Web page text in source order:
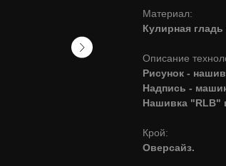
Материал:
Кулирная
Описание
Рисунок -
Надпись -
Нашивка "RLB"
Крой:
Оверсайз.